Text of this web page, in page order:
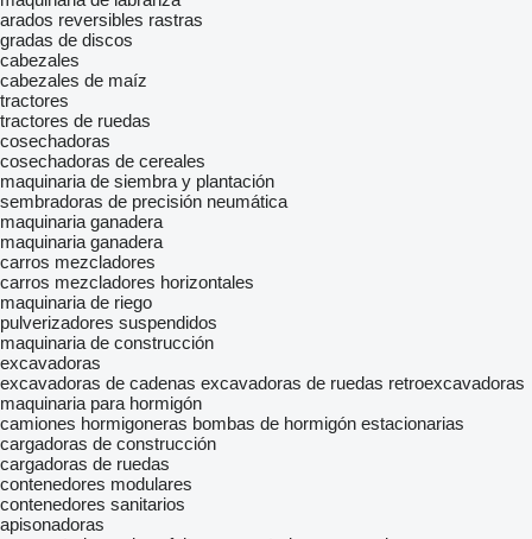
arados reversibles rastras
gradas de discos
cabezales
cabezales de maíz
tractores
tractores de ruedas
cosechadoras
cosechadoras de cereales
maquinaria de siembra y plantación
sembradoras de precisión neumática
maquinaria ganadera
maquinaria ganadera
carros mezcladores
carros mezcladores horizontales
maquinaria de riego
pulverizadores suspendidos
maquinaria de construcción
excavadoras
excavadoras de cadenas excavadoras de ruedas retroexcavadoras
maquinaria para hormigón
camiones hormigoneras bombas de hormigón estacionarias
cargadoras de construcción
cargadoras de ruedas
contenedores modulares
contenedores sanitarios
apisonadoras